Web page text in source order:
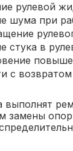
рулевой
шума при
стука в
с
замены